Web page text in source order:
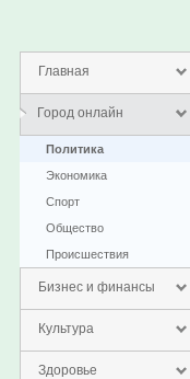
Главная
Город онлайн
Политика
Экономика
Спорт
Общество
Проиcшествия
Бизнес и финансы
Культура
Здоровье